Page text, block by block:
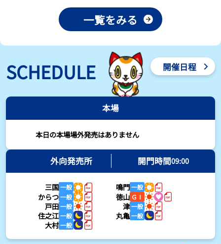
【ボートレース】荒木颯斗が地元唯一の優出！３号艇でデビュー初
Ｖ狙う「自分の好きな感じになっている」～とこなめルーキーＳ
【ボートレース】訓練中の大けが乗り越えデビューした宮崎心之介
が初Ｖ王手「１枠なら負けないと思います」～とこなめルーキーＳ
2026年08月03日
【常滑ボート・ルーキーＳ】津田陸翔はリング交換で気配一変「初
準優12Rはすごかった
2026年08月03日
【ボートレース】荒木颯斗が地元勢でただ１人優出果たす「地元で
初優勝したい」／常滑 - 日刊スポーツ
2026年08月03日
【ボートレース】４枠で優出の塚越海斗が強気節「攻めていくレー
スをします」／常滑 - 日刊スポーツ
一覧をみる
SCHEDULE 開催日程
本場
本日の本場場外発売はありません
外向発売所 開門時間09:00
三国一般 鳴門一般
からつ一般 徳山 ＧⅠ
戸田一般 津一般
住之江一般 丸亀一般
大村一般